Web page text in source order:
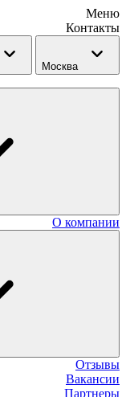
Меню
Контакты
Москва
О компании
Отзывы
Вакансии
Партнеры